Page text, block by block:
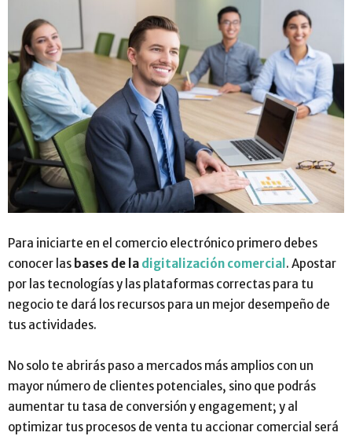
Para iniciarte en el comercio electrónico primero debes
conocer las bases de la digitalización comercial . Apostar
por las tecnologías y las plataformas correctas para tu
negocio te dará los recursos para un mejor desempeño de
tus actividades.
No solo te abrirás paso a mercados más amplios con un
mayor número de clientes potenciales, sino que podrás
aumentar tu tasa de conversión y engagement; y al
optimizar tus procesos de venta tu accionar comercial será